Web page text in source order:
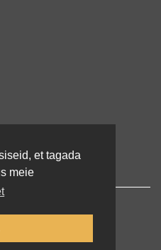
et tagada
meie
|Impressum